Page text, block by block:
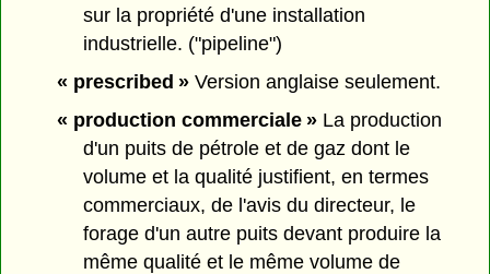
sur la propriété d'une installation
industrielle. ("pipeline")
« prescribed »Version anglaise seulement.
« production commerciale »La production
d'un puits de pétrole et de gaz dont le
volume et la qualité justifient, en termes
commerciaux, de l'avis du directeur, le
forage d'un autre puits devant produire la
même qualité et le même volume de